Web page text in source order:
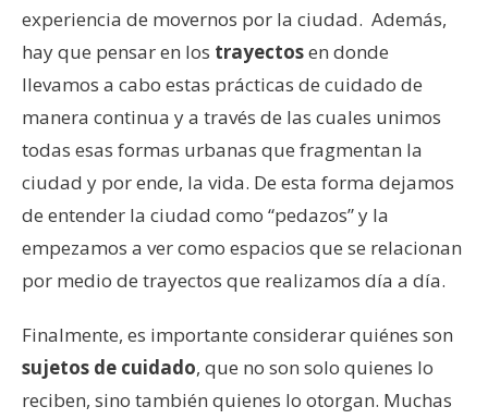
experiencia de movernos por la ciudad. Además,
hay que pensar en los trayectosen donde
llevamos a cabo estas prácticas de cuidado de
manera continua y a través de las cuales unimos
todas esas formas urbanas que fragmentan la
ciudad y por ende, la vida. De esta forma dejamos
de entender la ciudad como “pedazos” y la
empezamos a ver como espacios que se relacionan
por medio de trayectos que realizamos día a día.
Finalmente, es importante considerar quiénes son
sujetos de cuidado, que no son solo quienes lo
reciben, sino también quienes lo otorgan. Muchas